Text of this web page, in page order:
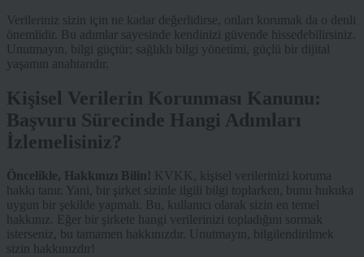
Verileriniz sizin için ne kadar değerlidirse, onları korumak da o denli
önemlidir. Bu adımlar sayesinde kendinizi güvende hissedebilirsiniz.
Unutmayın, bilgi güçtür; sağlıklı bilgi yönetimi, güçlü bir dijital
yaşamın anahtarıdır.
Kişisel Verilerin Korunması Kanunu:
Başvuru Sürecinde Hangi Adımları
İzlemelisiniz?
Öncelikle, Hakkınızı Bilin! KVKK, kişisel verilerinizi koruma
hakkı tanır. Yani, bir şirket sizinle ilgili bilgi toplarken, bunu hukuka
uygun bir şekilde yapmalı. Bu, kullanıcı olarak sizin en temel
hakkınız. Eğer bir şirkete hangi verilerinizi topladığını sormak
isterseniz, bu tamamen hakkınızdır. Unutmayın, bilgilendirilmek
sizin hakkınızdır!